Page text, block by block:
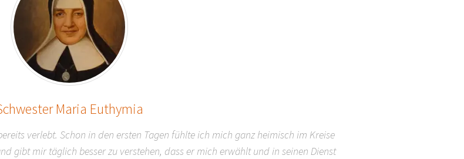
Maria Euthymia
verlebt. Schon in den ersten Tagen fühlte ich mich ganz heimisch im Kreise
gibt mir täglich besser zu verstehen, dass er mich erwählt und in seinen Dienst